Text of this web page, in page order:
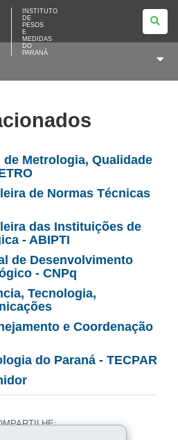
INSTITUTO
DE
PESOS
E
MEDIDAS
DO
PARANÁ
Metrologia, Qualidade
de Normas Técnicas
das Instituições de
- ABIPTI
de Desenvolvimento
- CNPq
Tecnologia,
e Coordenação
do Paraná - TECPAR